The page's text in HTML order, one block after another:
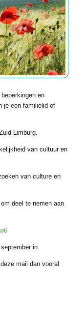
en
je een familielid of
Limburg.
van cultuur en
van culture en
deel te nemen aan
in.
mail dan vooral